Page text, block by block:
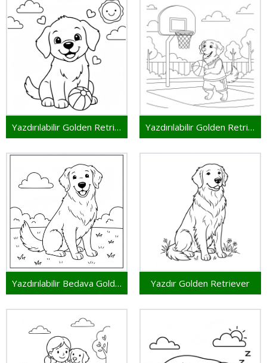
Yazdırılabilir Golden Retriever Çocuklar İçin Yazdırılabilir Golden Retriever Bedava
Yazdırılabilir Bedava Golden Retriever Yazdır Golden Retriever